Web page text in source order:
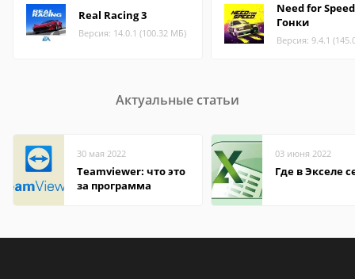
Real Racing 3
Версия: 14.0.1 (100.32 МБ)
Need for
Гонки
Версия: 9.4.1
Актуальные статьи
30 мая 2022
Teamviewer: что это
за программа
03 июня 2022
Где в Экселе